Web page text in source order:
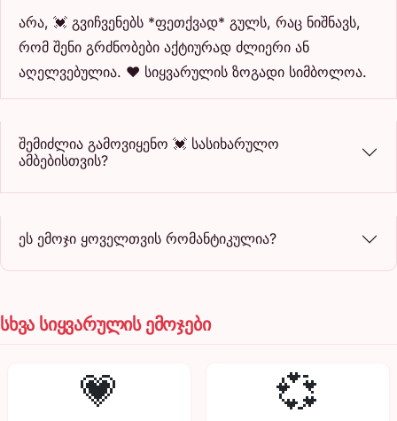
არა, 💓 გვიჩვენებს *ფეთქვად* გულს, რაც ნიშნავს,
რომ შენი გრძნობები აქტიურად ძლიერი ან
აღელვებულია. ❤️ სიყვარულის ზოგადი სიმბოლოა.
შემიძლია გამოვიყენო 💓 სასიხარულო
ამბებისთვის?
ეს ემოჯი ყოველთვის რომანტიკულია?
სხვა სიყვარულის ემოჯები
💗 💞